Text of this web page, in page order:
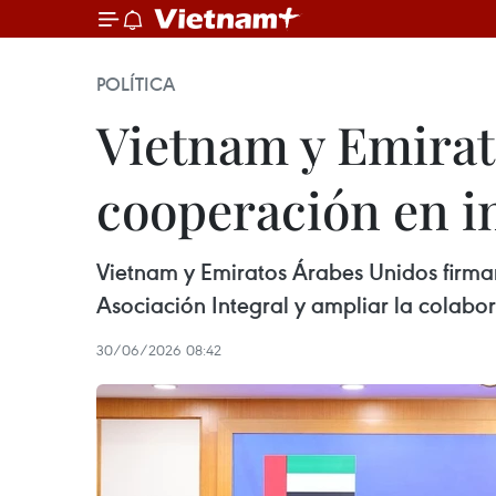
POLÍTICA
Vietnam y
cooperación en
Vietnam y Emiratos Árabes Unidos
Asociación Integral y ampliar la
30/06/2026 08:42